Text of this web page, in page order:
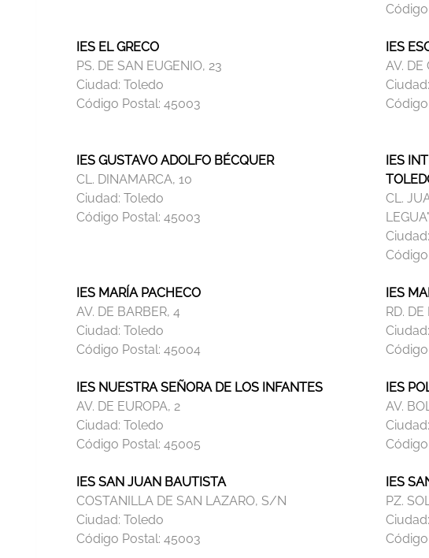
IES EL GRECO
PS. DE SAN EUGENIO, 23
Ciudad: Toledo
Código Postal: 45003
IES
AV.
IES GUSTAVO ADOLFO BÉCQUER
CL. DINAMARCA, 10
Ciudad: Toledo
Código Postal: 45003
IES
CL.
IES MARÍA PACHECO
AV. DE BARBER, 4
Ciudad: Toledo
Código Postal: 45004
IES
RD.
IES NUESTRA SEÑORA DE LOS INFANTES
AV. DE EUROPA, 2
Ciudad: Toledo
Código Postal: 45005
IES
AV.
IES SAN JUAN BAUTISTA
COSTANILLA DE SAN LAZARO, S/N
Ciudad: Toledo
Código Postal: 45003
IES
PZ.